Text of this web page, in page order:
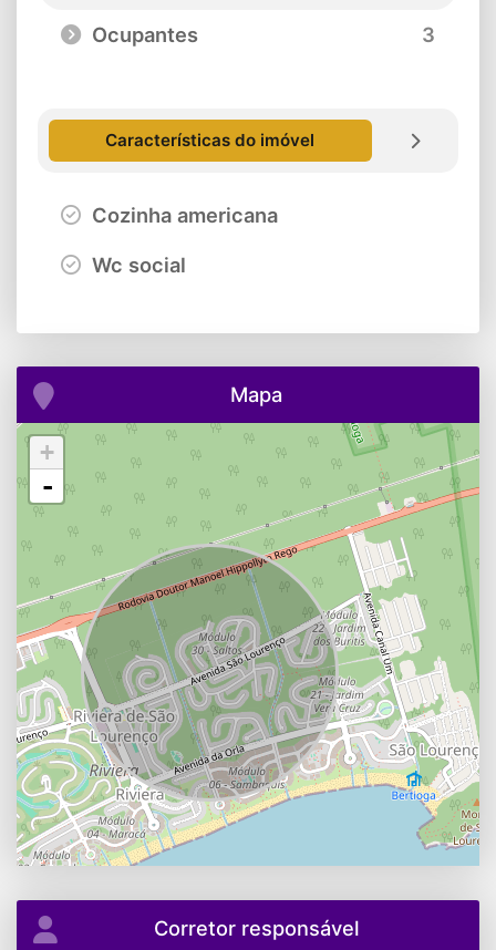
Ocupantes
3
Características do imóvel
Cozinha americana
Wc social
Mapa
+
-
Corretor responsável